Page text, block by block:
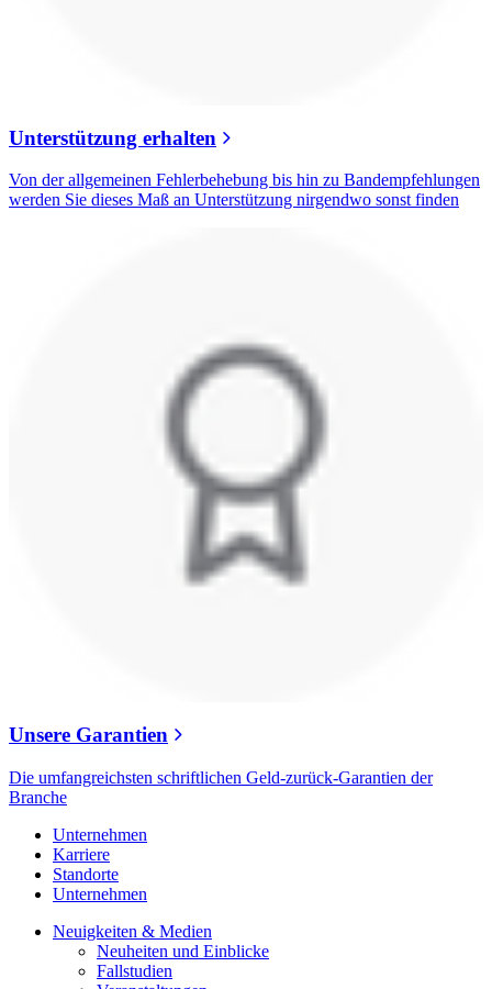
Unterstützung erhalten
Von der allgemeinen Fehlerbehebung bis hin zu Bandempfehlungen
werden Sie dieses Maß an Unterstützung nirgendwo sonst finden
Unsere Garantien
Die umfangreichsten schriftlichen Geld-zurück-Garantien der
Branche
Unternehmen
Karriere
Standorte
Unternehmen
Neuigkeiten & Medien
Neuheiten und Einblicke
Fallstudien